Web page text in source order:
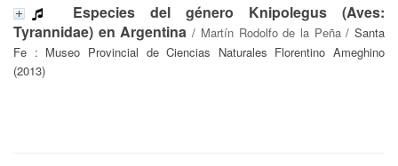
Especies del género Knipolegus (Aves:
Tyrannidae) en Argentina / Martín Rodolfo de la Peña/ Santa
Fe : Museo Provincial de Ciencias Naturales Florentino Ameghino
(2013)